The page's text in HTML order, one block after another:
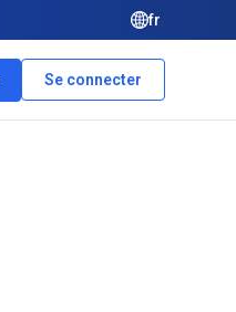
fr
Se connecter